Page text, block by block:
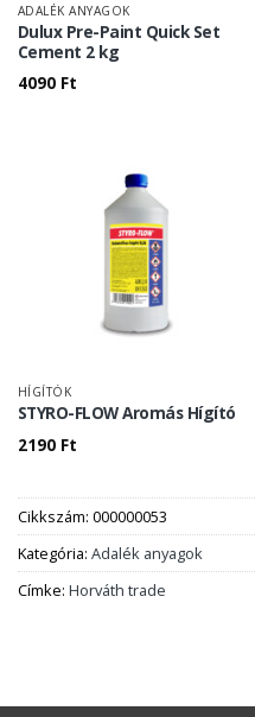
ADALÉK ANYAGOK
Dulux Pre-Paint Quick Set
Cement 2 kg
4090 Ft
HÍGÍTÓK
STYRO-FLOW Aromás Hígító
2190 Ft
Cikkszám: 000000053
Kategória: Adalék anyagok
Címke: Horváth trade